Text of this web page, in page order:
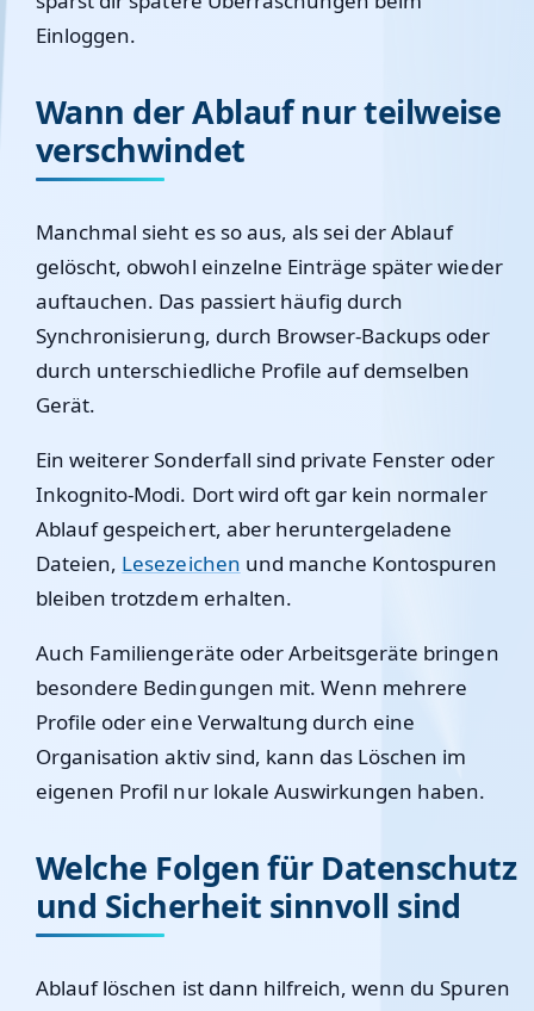
Einloggen.
Wann der Ablauf nur teilweise
verschwindet
Manchmal sieht es so aus, als sei der Ablauf
gelöscht, obwohl einzelne Einträge später wieder
auftauchen. Das passiert häufig durch
Synchronisierung, durch Browser-Backups oder
durch unterschiedliche Profile auf demselben
Gerät.
Ein weiterer Sonderfall sind private Fenster oder
Inkognito-Modi. Dort wird oft gar kein normaler
Ablauf gespeichert, aber heruntergeladene
Dateien, Lesezeichen und manche Kontospuren
bleiben trotzdem erhalten.
Auch Familiengeräte oder Arbeitsgeräte bringen
besondere Bedingungen mit. Wenn mehrere
Profile oder eine Verwaltung durch eine
Organisation aktiv sind, kann das Löschen im
eigenen Profil nur lokale Auswirkungen haben.
Welche Folgen für Datenschutz
und Sicherheit sinnvoll sind
Ablauf löschen ist dann hilfreich, wenn du Spuren